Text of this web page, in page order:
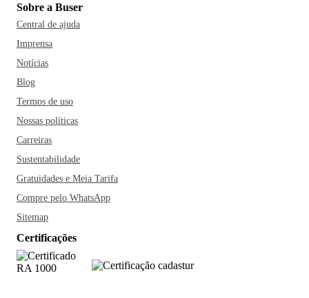
Sobre a Buser
Central de ajuda
Imprensa
Notícias
Blog
Termos de uso
Nossas políticas
Carreiras
Sustentabilidade
Gratuidades e Meia Tarifa
Compre pelo WhatsApp
Sitemap
Certificações